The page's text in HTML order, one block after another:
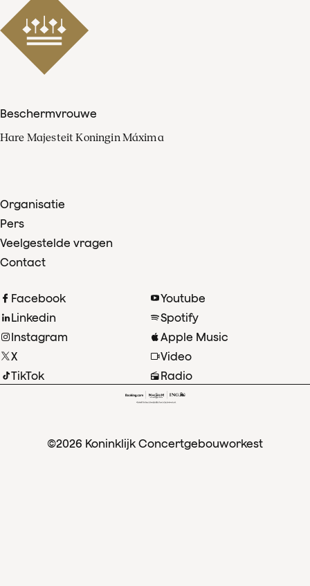
Beschermvrouwe
Hare Majesteit Koningin Máxima
Organisatie
Pers
Veelgestelde vragen
Contact
Facebook
Linkedin
Instagram
X
TikTok
Youtube
Spotify
Apple Music
Video
Radio
©2026 Koninklijk Concertgebouworkest